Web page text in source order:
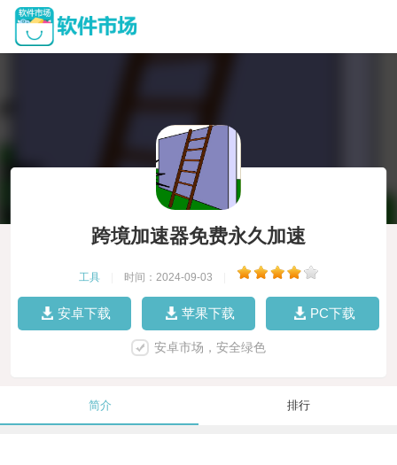
跨境加速器免费永久加速
工具 时间：2024-09-03
安卓下载 苹果下载 PC下载
安卓市场，安全绿色
简介 排行